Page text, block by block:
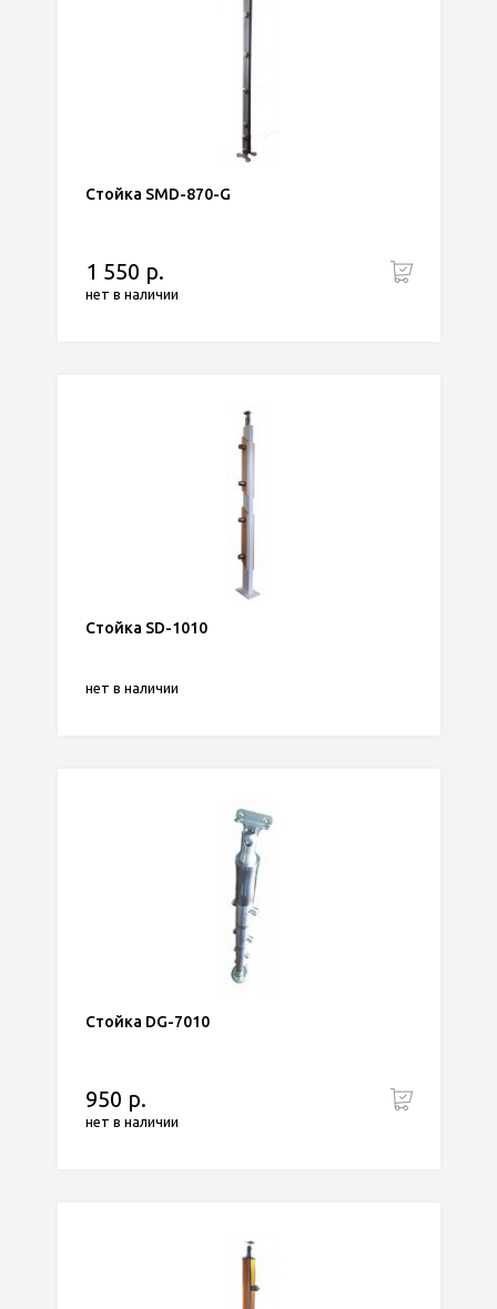
Стойка SMD-870-G
1 550 р.
нет в наличии
Стойка SD-1010
нет в наличии
Стойка DG-7010
950 р.
нет в наличии